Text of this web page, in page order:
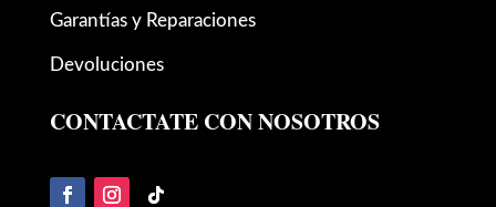
Garantías y Reparaciones
Devoluciones
CONTACTATE CON NOSOTROS